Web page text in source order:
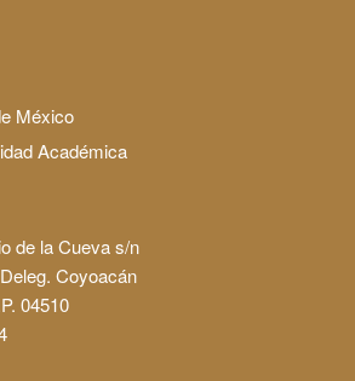
México
Académica
de la Cueva s/n
Coyoacán
04510